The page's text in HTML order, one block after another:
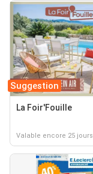
Suggestion
La Foir'Fouille
Valable encore 25 jours